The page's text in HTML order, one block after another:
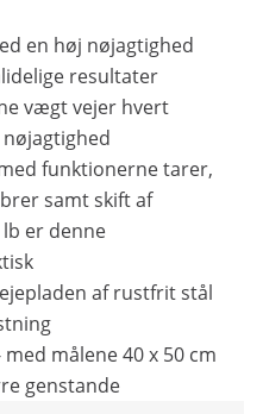
en høj nøjagtighed
resultater
vægt vejer hvert
funktionerne tarer,
samt skift af
er denne
af rustfrit stål
målene 40 x 50 cm
genstande